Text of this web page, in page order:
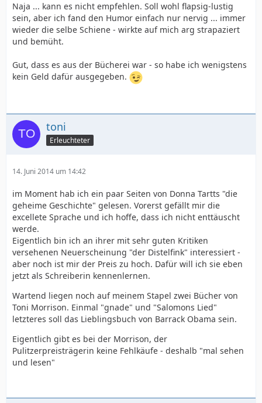
Naja ... kann es nicht empfehlen. Soll wohl flapsig-lustig
sein, aber ich fand den Humor einfach nur nervig ... immer
wieder die selbe Schiene - wirkte auf mich arg strapaziert
und bemüht.
Gut, dass es aus der Bücherei war - so habe ich wenigstens
kein Geld dafür ausgegeben.
toni
Erleuchteter
14. Juni 2014 um 14:42
im Moment hab ich ein paar Seiten von Donna Tartts "die
geheime Geschichte" gelesen. Vorerst gefällt mir die
excellete Sprache und ich hoffe, dass ich nicht enttäuscht
werde.
Eigentlich bin ich an ihrer mit sehr guten Kritiken
versehenen Neuerscheinung "der Distelfink" interessiert -
aber noch ist mir der Preis zu hoch. Dafür will ich sie eben
jetzt als Schreiberin kennenlernen.
Wartend liegen noch auf meinem Stapel zwei Bücher von
Toni Morrison. Einmal "gnade" und "Salomons Lied"
letzteres soll das Lieblingsbuch von Barrack Obama sein.
Eigentlich gibt es bei der Morrison, der
Pulitzerpreisträgerin keine Fehlkäufe - deshalb "mal sehen
und lesen"